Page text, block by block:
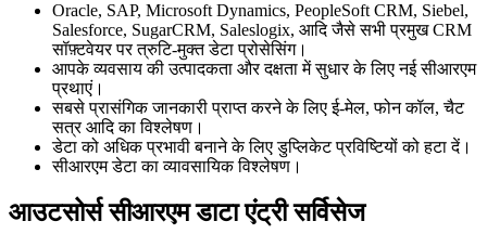
Oracle, SAP, Microsoft Dynamics, PeopleSoft CRM, Siebel,
Salesforce, SugarCRM, Saleslogix, आदि जैसे सभी प्रमुख CRM
सॉफ़्टवेयर पर त्रुटि-मुक्त डेटा प्रोसेसिंग।
आपके व्यवसाय की उत्पादकता और दक्षता में सुधार के लिए नई सीआरएम
प्रथाएं।
सबसे प्रासंगिक जानकारी प्राप्त करने के लिए ई-मेल, फोन कॉल, चैट
सत्र आदि का विश्लेषण।
डेटा को अधिक प्रभावी बनाने के लिए डुप्लिकेट प्रविष्टियों को हटा दें।
सीआरएम डेटा का व्यावसायिक विश्लेषण।
आउटसोर्स सीआरएम डाटा एंट्री सर्विसेज